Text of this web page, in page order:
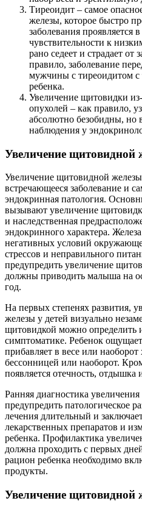
Тиреоидит – самое
железы, которое быстро
заболевания проявляется
чувствительности к
рано седеет и страдает от
правило, заболевание
мужчины с тиреоидитом с
ребенка.
Увеличение щитовидки
опухолей – как правило,
абсолютно безобидны, но
наблюдения у
Увеличение щитовидной
Увеличение щитовидной железы
встречающееся заболевание и
эндокринная патология.
вызывают увеличение
и наследственная
эндокринного характера.
негативных условий
стрессов и неправильного
предупредить увеличение
должны приводить малыша на
год.
На первых степенях развития,
железы у детей визуально
щитовидкой можно определить
симптоматике. Ребенок
прибавляет в весе или наоборот
бессонницей или наоборот.
появляется отечность,
Ранняя диагностика
предупредить патологическое
лечения длительный и
лекарственных препаратов и
ребенка. Профилактика
должна проходить с первых
рацион ребенка необходимо
продукты.
Увеличение щитовидной